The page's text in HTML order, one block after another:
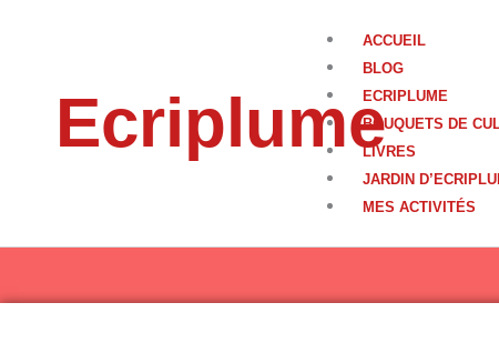
Ecriplume
ACCUEIL
BLOG
ECRIPLUME
BOUQUETS DE
LIVRES
JARDIN
MES ACTIVITÉS